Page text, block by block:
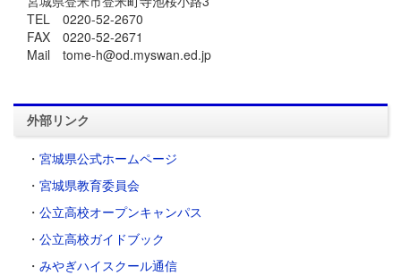
TEL 0220-52-2670
FAX 0220-52-2671
Mail tome-h@od.myswan.ed.jp
外部リンク
・ 宮城県公式ホームページ
・ 宮城県教育委員会
・ 公立高校オープンキャンパス
・ 公立高校ガイドブック
・ みやぎハイスクール通信